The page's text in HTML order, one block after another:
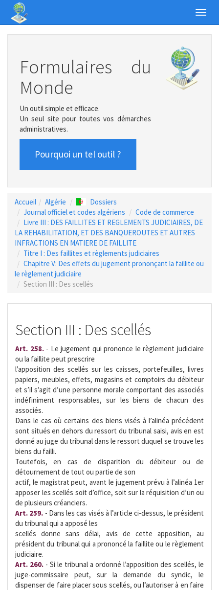
Formulaires du
Monde
Un outil simple et efficace.
Un seul site pour toutes vos démarches
administratives.
Pourquoi un tel outil ?
Accueil Algérie
Dossiers
Journal officiel et codes algériens
Code de commerce
Livre III : DES FAILLITES ET REGLEMENTS JUDICIAIRES, DE
LA REHABILITATION, ET DES BANQUEROUTES ET AUTRES
INFRACTIONS EN MATIERE DE FAILLITE
Titre I : Des faillites et règlements judiciaires
Chapitre V: Des effets du jugement prononçant la faillite ou
le règlement judiciaire
Section III : Des scellés
Section III : Des scellés
Art. 258.- Le jugement qui prononce le règlement judiciaire
ou la faillite peut prescrire
l’apposition des scellés sur les caisses, portefeuilles, livres
papiers, meubles, effets, magasins et comptoirs du débiteur
et s’il s’agit d’une personne morale comportant des associés
indéfiniment responsables, sur les biens de chacun des
associés.
Dans le cas où certains des biens visés à l’alinéa précédent
sont situés en dehors du ressort du tribunal saisi, avis en est
donné au juge du tribunal dans le ressort duquel se trouve les
biens du failli.
Toutefois, en cas de disparition du débiteur ou de
détournement de tout ou partie de son
actif, le magistrat peut, avant le jugement prévu à l’alinéa 1er
apposer les scellés soit d’office, soit sur la réquisition d’un ou
de plusieurs créanciers.
Art. 259. - Dans les cas visés à l’article ci-dessus, le président
du tribunal qui a apposé les
scellés donne sans délai, avis de cette apposition, au
président du tribunal qui a prononcé la faillite ou le règlement
judiciaire.
Art. 260. - Si le tribunal a ordonné l’apposition des scellés, le
juge-commissaire peut, sur la demande du syndic, le
dispenser de faire placer sous scellés, ou l’autoriser à en faire